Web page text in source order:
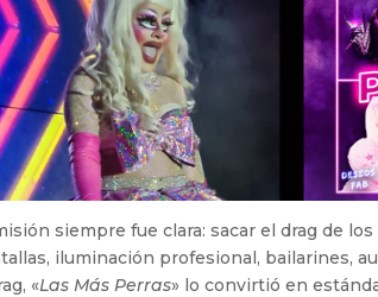
siempre fue clara: sacar el drag de
iluminación profesional, bailarines,
«Las Más Perras» lo convirtió en